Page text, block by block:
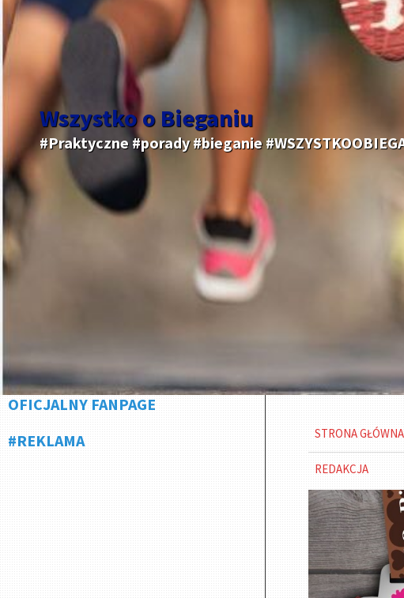
Wszystko o Bieganiu
#Praktyczne #porady #bieganie
OFICJALNY FANPAGE
#REKLAMA
STRONA GŁÓWNA
REDAKCJA